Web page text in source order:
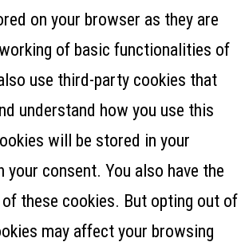
on your browser as they are
of basic functionalities of
use third-party cookies that
understand how you use this
will be stored in your
consent. You also have the
these cookies. But opting out of
may affect your browsing